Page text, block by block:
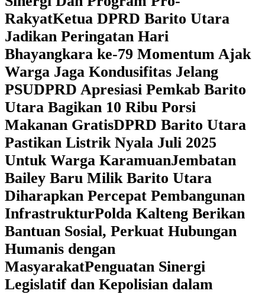
RakyatKetua DPRD Barito Utara
Jadikan Peringatan Hari
Bhayangkara ke-79 Momentum Ajak
Warga Jaga Kondusifitas Jelang
PSUDPRD Apresiasi Pemkab Barito
Utara Bagikan 10 Ribu Porsi
Makanan GratisDPRD Barito Utara
Pastikan Listrik Nyala Juli 2025
Untuk Warga KaramuanJembatan
Bailey Baru Milik Barito Utara
Diharapkan Percepat Pembangunan
InfrastrukturPolda Kalteng Berikan
Bantuan Sosial, Perkuat Hubungan
Humanis dengan
MasyarakatPenguatan Sinergi
Legislatif dan Kepolisian dalam